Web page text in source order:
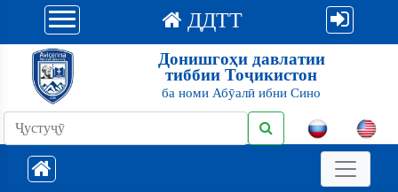
ДДТТ
Донишгоҳи давлатии
тиббии Тоҷикистон
ба номи Абӯалӣ ибни Сино